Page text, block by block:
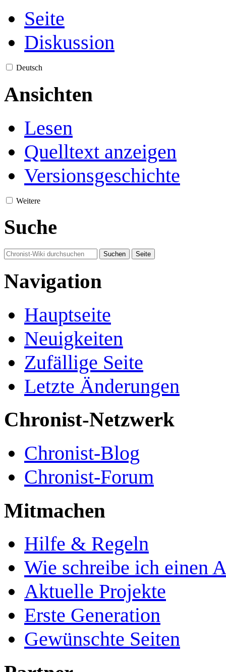
Seite
Diskussion
Deutsch
Ansichten
Lesen
Quelltext anzeigen
Versionsgeschichte
Weitere
Suche
Navigation
Hauptseite
Neuigkeiten
Zufällige Seite
Letzte Änderungen
Chronist-Netzwerk
Chronist-Blog
Chronist-Forum
Mitmachen
Hilfe & Regeln
Wie schreibe ich einen
Aktuelle Projekte
Erste Generation
Gewünschte Seiten